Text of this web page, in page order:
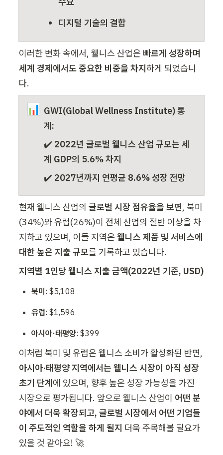
디지털 기술의 결합
이러한 변화 속에서, 웰니스 산업은 빠르게 성장하며
세계 경제에서도 중요한 비중을 차지하게 되었습니
다.
📊 GWI(Global Wellness Institute) 통
계:
✔️ 2022년 글로벌 웰니스 산업 규모는 세
계 GDP의 5.6% 차지
✔️ 2027년까지 연평균 8.6% 성장 전망
현재 웰니스 산업의 글로벌 시장 점유율을 보면, 북미
(34%)와 유럽(26%)이 전체 산업의 절반 이상을 차
지하고 있으며, 이들 지역은 웰니스 제품 및 서비스에
대한 높은 지출 규모를 기록하고 있습니다.
지역별 1인당 웰니스 지출 금액(2022년 기준, USD)
북미: $5,108
유럽: $1,596
아시아·태평양: $399
아시아·태평양 지역에서는 웰니스 시장이 아직 성장
초기 단계에 있으며, 향후 높은 성장 가능성을 가진
시장으로 평가됩니다. 앞으로 웰니스 산업이 어떤 분
야에서 더욱 확장되고, 글로벌 시장에서 어떤 기업들
이 주도적인 역할을 하게 될지 더욱 주목해볼 필요가
있을 것 같아요! 🚀